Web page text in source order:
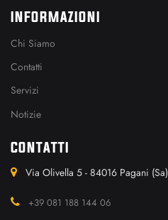
INFORMAZIONI
Chi Siamo
Contatti
Servizi
Notizie
CONTATTI
Via Olivella 5 - 84016 Pagani (Sa)
+39 081 188 144 06